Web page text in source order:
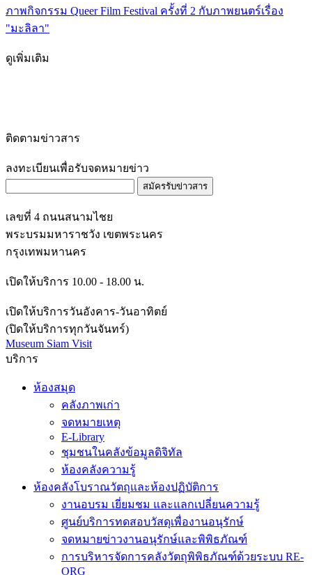
ภาพกิจกรรม Queer Film Festival ครั้งที่ 2 กับภาพยนตร์เรื่อง
"มะลิลา"
ดูเพิ่มเติม
ติดตามข่าวสาร
ลงทะเบียนเพื่อรับจดหมายข่าว
สมัครรับข่าวสาร
เลขที่ 4 ถนนสนามไชย
พระบรมมหาราชวัง เขตพระนคร
กรุงเทพมหานคร
เปิดให้บริการ 10.00 - 18.00 น.
เปิดให้บริการวันอังคาร-วันอาทิตย์
(ปิดให้บริการทุกวันจันทร์)
Museum Siam Visit
บริการ
ห้องสมุด
คลังภาพเก่า
จดหมายเหตุ
E-Library
ชุมชนในคลังข้อมูลดิจิทัล
ห้องคลังความรู้
ห้องคลังโบราณวัตถุและห้องปฏิบัติการ
งานอบรม เยี่ยมชม และแลกเปลี่ยนความรู้
ศูนย์บริการทดสอบวัสดุเพื่องานอนุรักษ์
จดหมายข่าวงานอนุรักษ์และพิพิธภัณฑ์
การบริหารจัดการคลังวัตถุพิพิธภัณฑ์ด้วยระบบ RE-
ORG